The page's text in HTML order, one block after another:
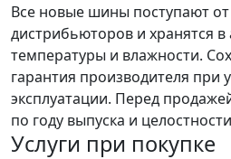
Все новые шины поступают
дистрибьюторов и хранятся в
температуры и влажности.
гарантия производителя при
эксплуатации. Перед
по году выпуска и
Услуги при покупке